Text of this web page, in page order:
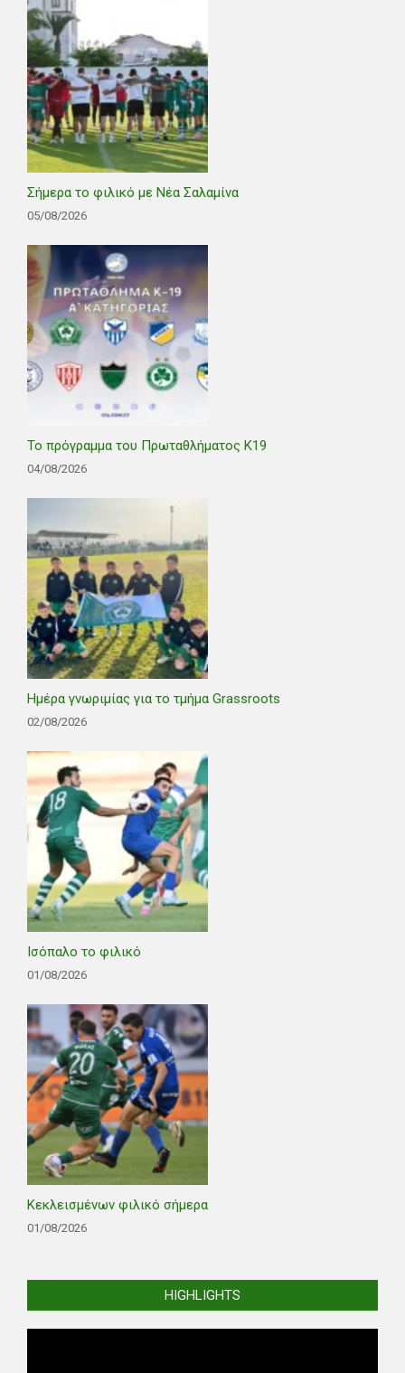
Σήμερα το φιλικό με Νέα Σαλαμίνα
05/08/2026
Το πρόγραμμα του Πρωταθλήματος Κ19
04/08/2026
Ημέρα γνωριμίας για το τμήμα Grassroots
02/08/2026
Ισόπαλο το φιλικό
01/08/2026
Κεκλεισμένων φιλικό σήμερα
01/08/2026
HIGHLIGHTS